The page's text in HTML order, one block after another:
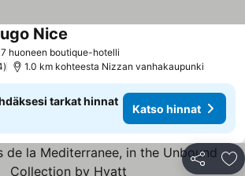
huoneen boutique-hotelli
Nice
1.0 km kohteesta Nizzan vanhakaupunki
tarkat hinnat
Katso hinnat
Jaa